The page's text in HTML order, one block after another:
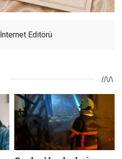
İnternet Editörü